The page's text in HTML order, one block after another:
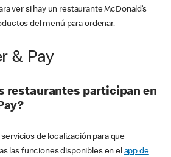
ver si hay un restaurante McDonald’s
del menú para ordenar.
& Pay
restaurantes participan en
de localización para que
las funciones disponibles en el app de